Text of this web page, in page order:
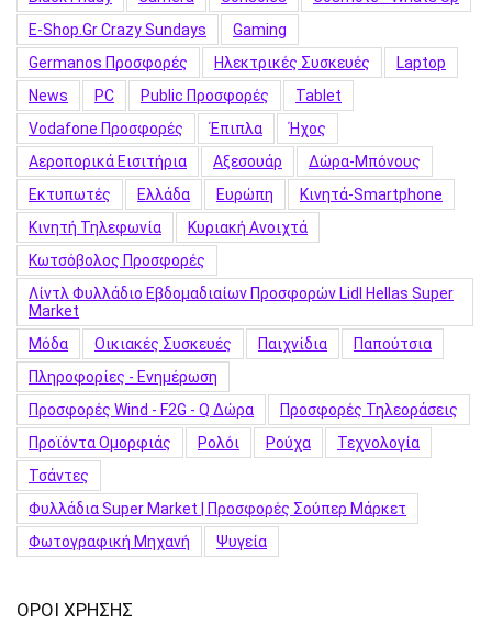
E-Shop.gr Crazy Sundays
Gaming
Germanos Προσφορές
Hλεκτρικές Συσκευές
Laptop
News
PC Public Προσφορές
Tablet
Vodafone Προσφορές
Έπιπλα
Ήχος
Αεροπορικά Εισιτήρια
Αξεσουάρ
Δώρα-Μπόνους
Εκτυπωτές
Ελλάδα Ευρώπη
Κινητά-Smartphone
Κινητή Τηλεφωνία
Κυριακή Ανοιχτά
Κωτσόβολος Προσφορές
Λίντλ Φυλλάδιο Εβδομαδιαίων Προσφορών Lidl Hellas Super
Market
Μόδα
Οικιακές Συσκευές Παιχνίδια
Παπούτσια
Πληροφορίες - Ενημέρωση
Προσφορές Wind - F2G - Q Δώρα
Προσφορές Τηλεοράσεις
Προϊόντα Ομορφιάς
Ρολόι Ρούχα
Τεχνολογία
Τσάντες
Φυλλάδια Super Market | Προσφορές Σούπερ Μάρκετ
Φωτογραφική Μηχανή
Ψυγεία
ΟΡΟΙ ΧΡΗΣΗΣ